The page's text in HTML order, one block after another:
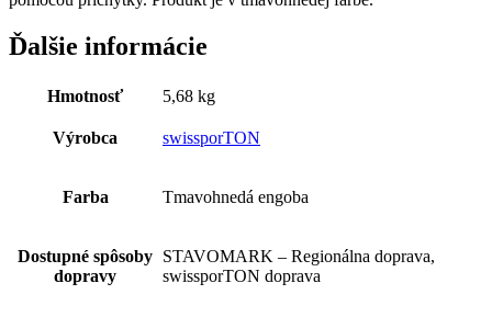
Ďalšie informácie
Hmotnosť 5,68 kg
Výrobca swissporTON
Farba Tmavohnedá engoba
Dostupné spôsoby
dopravy
STAVOMARK – Regionálna doprava,
swissporTON doprava